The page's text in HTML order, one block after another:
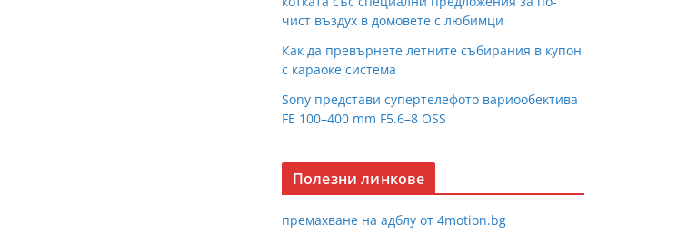
чист въздух в домовете с любимци
Как да превърнете летните събирания в купон
с караоке система
Sony представи супертелефото вариообектива
FE 100–400 mm F5.6–8 OSS
Полезни линкове
премахване на адблу от 4motion.bg